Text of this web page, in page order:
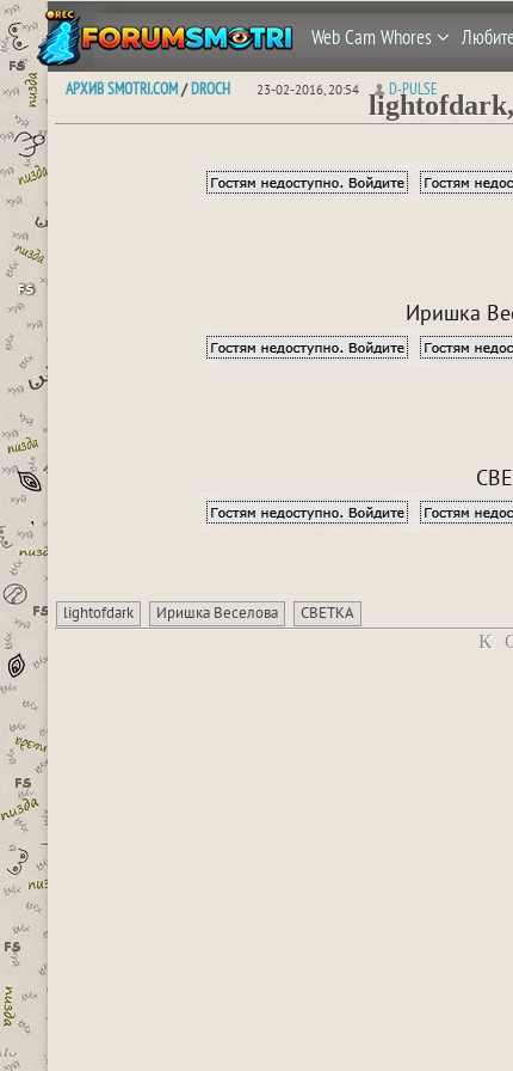
Web Cam Whores
АРХИВ SMOTRI.COM/DROCH 23-02-2016, 20:54 D-PULSE
Иришка
lightofdark Иришка Веселова СВЕТКА